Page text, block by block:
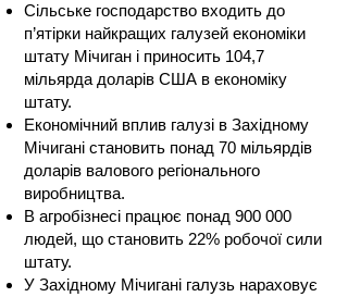
Сільське господарство входить до
п’ятірки найкращих галузей економіки
штату Мічиган і приносить 104,7
мільярда доларів США в економіку
штату.
Економічний вплив галузі в Західному
Мічигані становить понад 70 мільярдів
доларів валового регіонального
виробництва.
В агробізнесі працює понад 900 000
людей, що становить 22% робочої сили
штату.
У Західному Мічигані галузь нараховує